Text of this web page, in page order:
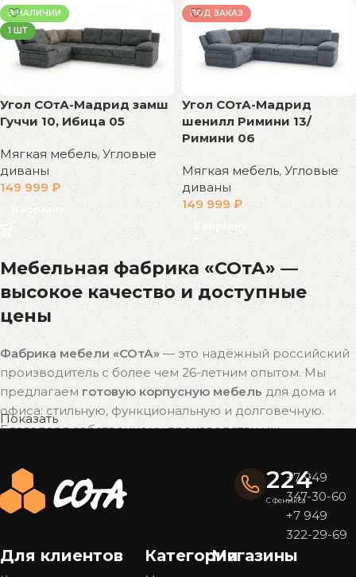
В НАЛИЧИИ
1 ШТ
Угол СОтА-Мадрид замш
Гуччи 10, Ибица 05
Мягкая мебель,Угловые
диваны
149 999₽
В корзину
ПОД ЗАКАЗ
Угол СОтА-Мадрид
шенилл Римини 13/
Римини 06
Мягкая мебель, Угловые
диваны
149 999 ₽
В корзину
Мебельная фабрика «СОтА» —
высокое качество и доступные
цены
Фабрика мебели «СОтА»— это надёжный российский
производитель с более чем 26-летним опытом. Мы
предлагаемготовую корпусную мебельдля дома и
офиса: стильную, функциональную и долговечную.
Благодаря собственному производству мы
качества
Почему выбирают мебель «СОтА»?
У нас представлен
большой выбор мебелив
Показать
224
С Феникса
+7 949
347-30-60
+7 949
322-29-69
Для клиентов КатегорииМагазины